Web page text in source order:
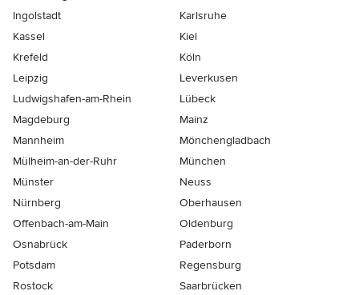
Ingolstadt
Karlsruhe
Kassel
Kiel
Krefeld
Köln
Leipzig
Leverkusen
Ludwigshafen-am-Rhein
Lübeck
Magdeburg
Mainz
Mannheim
Mönchen­gladbach
Mülheim-an-der-Ruhr
München
Münster
Neuss
Nürnberg
Oberhausen
Offenbach-am-Main
Oldenburg
Osnabrück
Paderborn
Potsdam
Regensburg
Rostock
Saarbrücken